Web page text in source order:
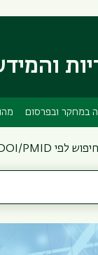
ראשי
במחקר ובפרסום
חיפוש לפי DOI/PMID